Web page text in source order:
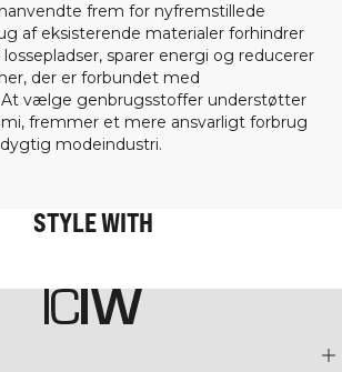
frem for nyfremstillede
af eksisterende materialer forhindrer
sparer energi og reducerer
der er forbundet med
At vælge genbrugsstoffer understøtter
fremmer et mere ansvarligt forbrug
modeindustri.
STYLE WITH